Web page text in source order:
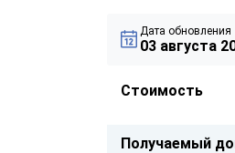
Дата обновления
03 августа
Стоимость
Получаемый